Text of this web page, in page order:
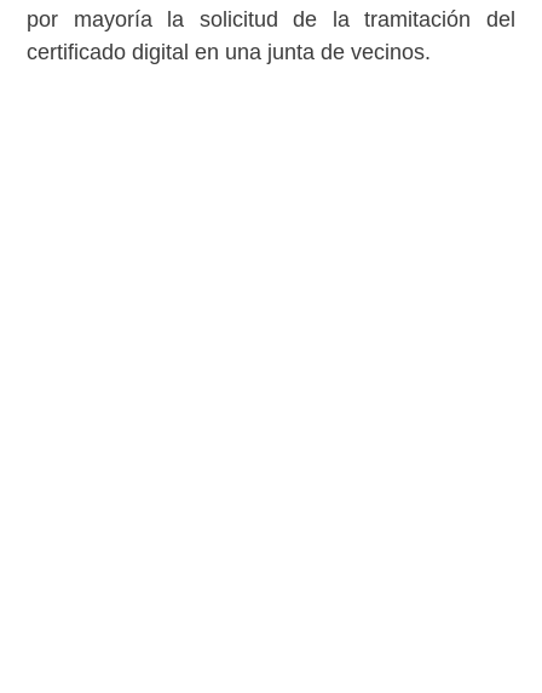
por mayoría la solicitud de la tramitación del
certificado digital en una junta de vecinos.